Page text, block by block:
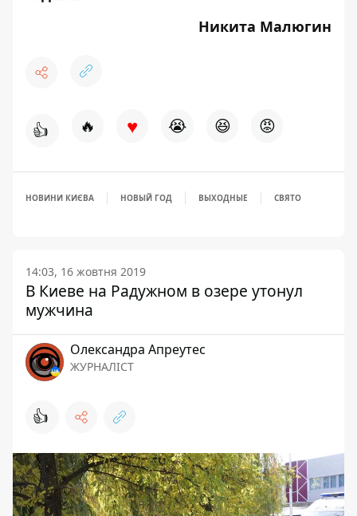
Никита Малюгин
👍 🔥 ♥ 😭 😆 😡
НОВИНИ КИЄВА НОВЫЙ ГОД ВЫХОДНЫЕ СВЯТО
14:03, 16 жовтня 2019
В Киеве на Радужном в озере утонул
мужчина
Олександра Апреутес
ЖУРНАЛІСТ
👍